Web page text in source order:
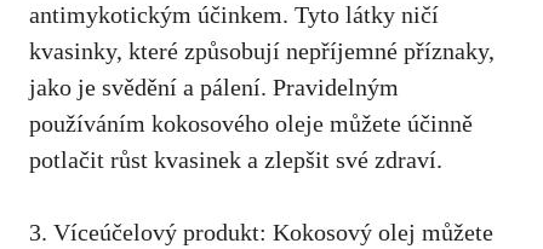
antimykotickým účinkem. Tyto látky ničí
kvasinky, které způsobují nepříjemné příznaky,
jako je svědění a pálení. Pravidelným
používáním kokosového oleje můžete účinně
potlačit růst kvasinek a ‍zlepšit své zdraví.
3. Víceúčelový produkt: ​Kokosový olej můžete